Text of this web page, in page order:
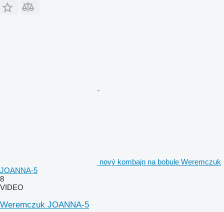
nový kombajn na bobule Weremczuk
JOANNA-5
8
VIDEO
Weremczuk JOANNA-5